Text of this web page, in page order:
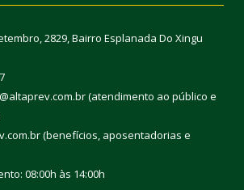
2829, Bairro Esplanada Do Xingu
(atendimento ao público e
(benefícios, aposentadorias e
08:00h às 14:00h